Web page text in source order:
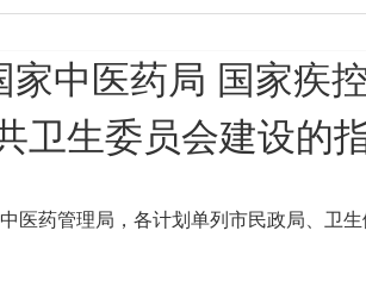
家中医药局 国家疾
卫生委员会建设的
医药管理局，各计划单列市民政局、卫